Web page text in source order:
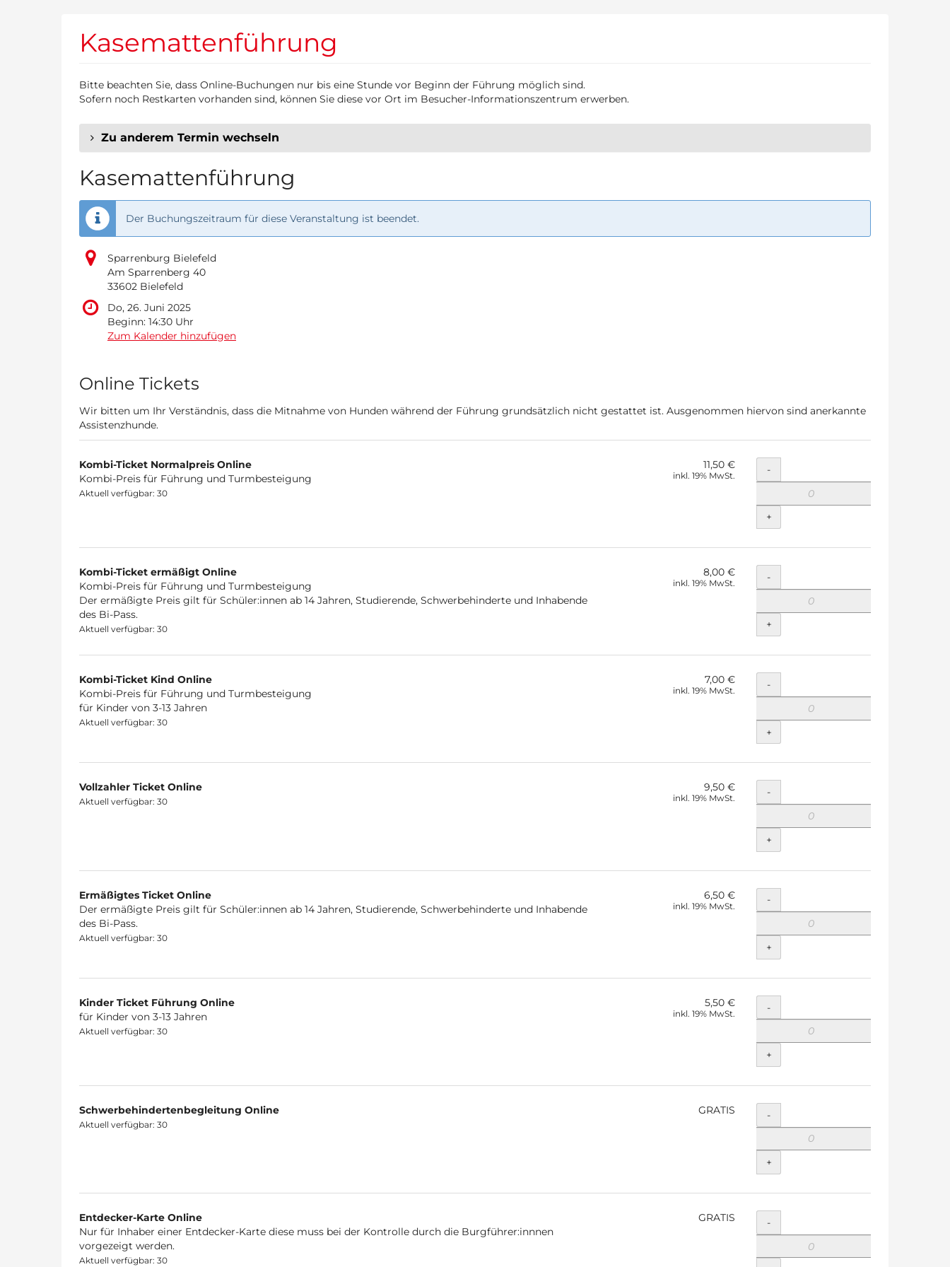
Kasemattenführung
Bitte beachten Sie, dass Online-Buchungen nur bis eine Stunde vor Beginn der Führung möglich sind.
Sofern noch Restkarten vorhanden sind, können Sie diese vor Ort im Besucher-Informationszentrum erwerben.
Zu anderem Termin wechseln
Kasemattenführung
Der Buchungszeitraum für diese Veranstaltung ist beendet.
Sparrenburg Bielefeld
Am Sparrenberg 40
33602 Bielefeld
Do, 26. Juni 2025
Beginn: 14:30 Uhr
Zum Kalender hinzufügen
Produkte
Online Tickets
Wir bitten um Ihr Verständnis, dass die Mitnahme von Hunden während der Führung grundsätzlich nicht gestattet ist. Ausgenommen hiervon sind anerkannte
Assistenzhunde.
Kombi-Ticket Normalpreis Online
Kombi-Preis für Führung und Turmbesteigung
Aktuell verfügbar: 30
11,50 €
inkl. 19% MwSt. Menge
-
+
Kombi-Ticket ermäßigt Online
Kombi-Preis für Führung und Turmbesteigung
Der ermäßigte Preis gilt für Schüler:innen ab 14 Jahren, Studierende, Schwerbehinderte und Inhabende
des Bi-Pass.
Aktuell verfügbar: 30
8,00 €
inkl. 19% MwSt. Menge
-
+
Kombi-Ticket Kind Online
Kombi-Preis für Führung und Turmbesteigung
für Kinder von 3-13 Jahren
Aktuell verfügbar: 30
7,00 €
inkl. 19% MwSt. Menge
-
+
Vollzahler Ticket Online
Aktuell verfügbar: 30
9,50 €
inkl. 19% MwSt. Menge
-
+
Ermäßigtes Ticket Online
Der ermäßigte Preis gilt für Schüler:innen ab 14 Jahren, Studierende, Schwerbehinderte und Inhabende
des Bi-Pass.
Aktuell verfügbar: 30
6,50 €
inkl. 19% MwSt. Menge
-
+
Kinder Ticket Führung Online
für Kinder von 3-13 Jahren
Aktuell verfügbar: 30
5,50 €
inkl. 19% MwSt. Menge
-
+
Schwerbehindertenbegleitung Online
Aktuell verfügbar: 30
GRATIS Menge
-
+
Entdecker-Karte Online
Nur für Inhaber einer Entdecker-Karte diese muss bei der Kontrolle durch die Burgführer:innnen
vorgezeigt werden.
Aktuell verfügbar: 30
GRATIS Menge
-